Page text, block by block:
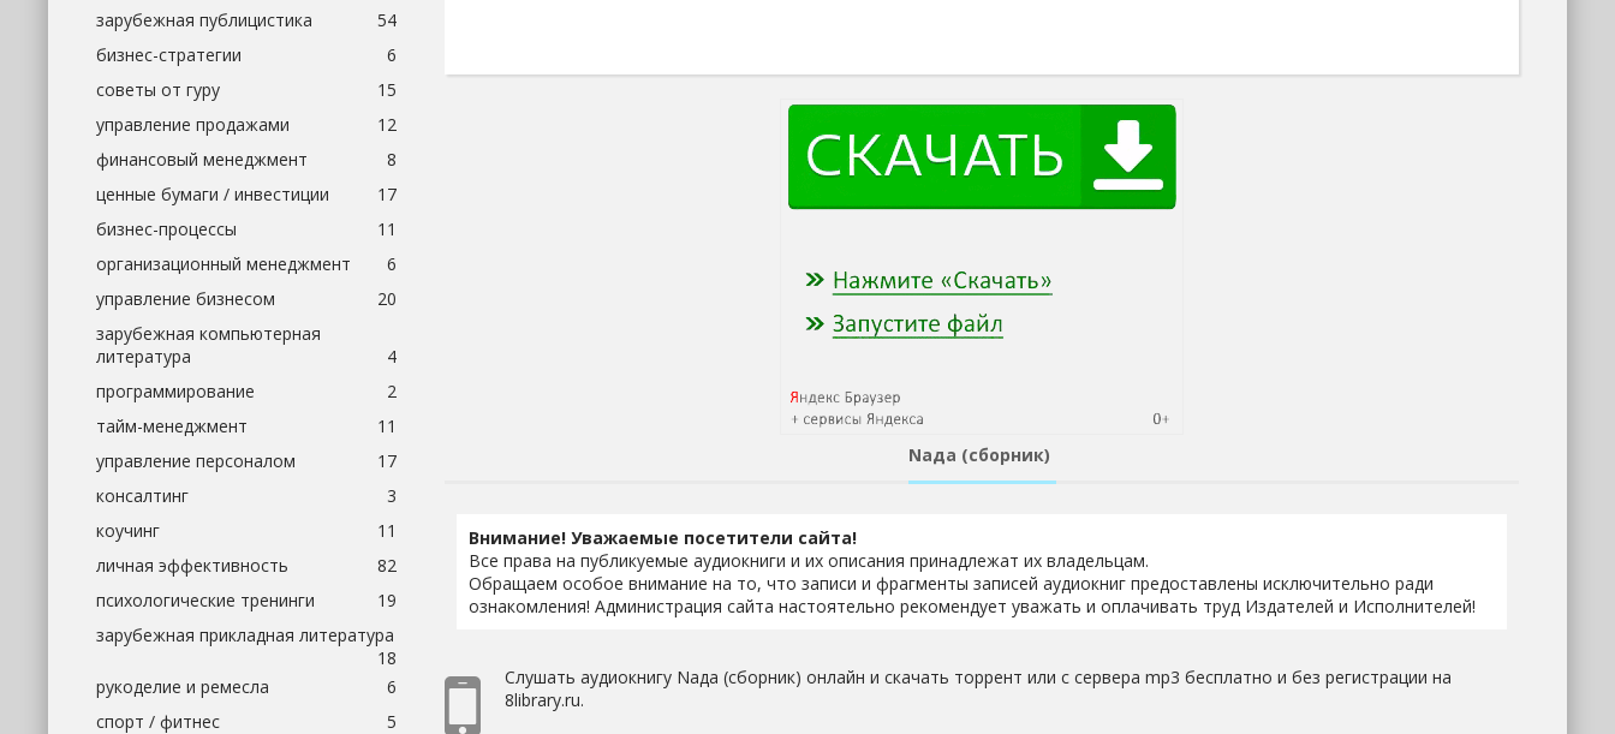
Nада (сборник)
Внимание! Уважаемые посетители сайта!
Все права на публикуемые аудиокниги и их описания принадлежат их владельцам.
Обращаем особое внимание на то, что записи и фрагменты записей аудиокниг предоставлены исключительно ради
ознакомления! Администрация сайта настоятельно рекомендует уважать и оплачивать труд Издателей и Исполнителей!
Слушать аудиокнигу Nада (сборник) онлайн и скачать торрент или с сервера mp3 бесплатно и без регистрации на
8library.ru.
зарубежная публицистика
54
бизнес-стратегии
6
советы от гуру
15
управление продажами
12
финансовый менеджмент
8
ценные бумаги / инвестиции
17
бизнес-процессы
11
организационный менеджмент
6
управление бизнесом
20
зарубежная компьютерная
литература
4
программирование
2
тайм-менеджмент
11
управление персоналом
17
консалтинг
3
коучинг
11
личная эффективность
82
психологические тренинги
19
зарубежная прикладная литература
18
рукоделие и ремесла
6
спорт / фитнес
5